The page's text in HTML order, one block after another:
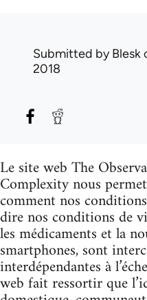
Submitted byBlesk
2018
Le site web The
Complexity nous
comment nos conditions
dire nos conditions de
les médicaments et la
smartphones, sont
interdépendantes à
web fait ressortir que